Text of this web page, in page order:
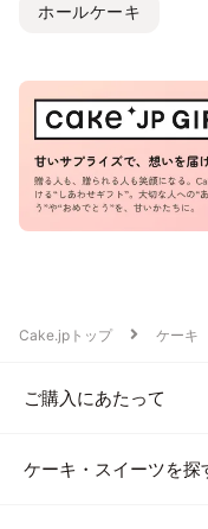
ホールケーキ
Cake.jpトップ ケーキ
ご購入にあたって
ケーキ・スイーツを探